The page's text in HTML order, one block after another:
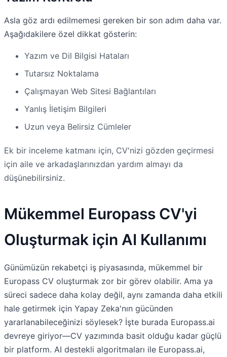
Asla göz ardı edilmemesi gereken bir son adım daha var.
Aşağıdakilere özel dikkat gösterin:
Yazım ve Dil Bilgisi Hataları
Tutarsız Noktalama
Çalışmayan Web Sitesi Bağlantıları
Yanlış İletişim Bilgileri
Uzun veya Belirsiz Cümleler
Ek bir inceleme katmanı için, CV'nizi gözden geçirmesi
için aile ve arkadaşlarınızdan yardım almayı da
düşünebilirsiniz.
Mükemmel Europass CV'yi
Oluşturmak için AI Kullanımı
Günümüzün rekabetçi iş piyasasında, mükemmel bir
Europass CV oluşturmak zor bir görev olabilir. Ama ya
süreci sadece daha kolay değil, aynı zamanda daha etkili
hale getirmek için Yapay Zeka'nın gücünden
yararlanabileceğinizi söylesek? İşte burada Europass.ai
devreye giriyor—CV yazımında basit olduğu kadar güçlü
bir platform. AI destekli algoritmaları ile Europass.ai,